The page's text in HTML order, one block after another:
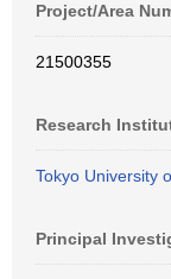
Project/Area
21500355
Research
Tokyo University
Principal